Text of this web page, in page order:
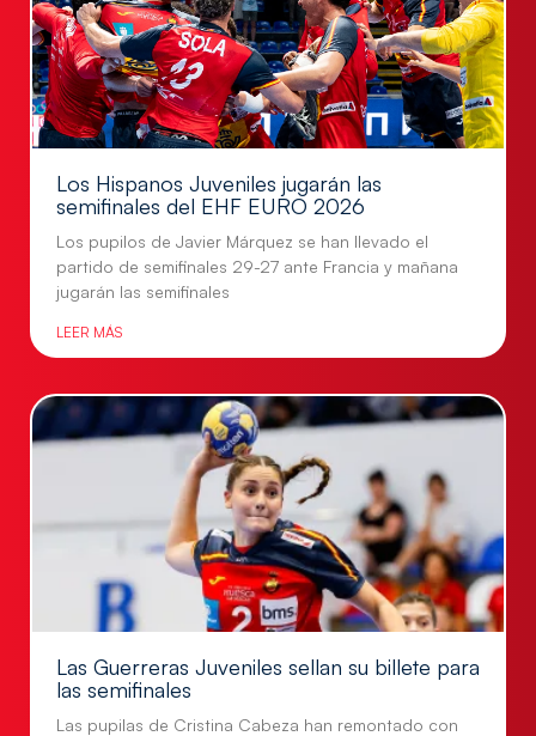
Los Hispanos Juveniles jugarán las
semifinales del EHF EURO 2026
Los pupilos de Javier Márquez se han llevado el
partido de semifinales 29-27 ante Francia y mañana
jugarán las semifinales
LEER MÁS
Las Guerreras Juveniles sellan su billete para
las semifinales
Las pupilas de Cristina Cabeza han remontado con